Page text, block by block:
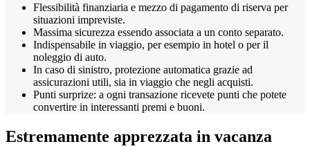
Flessibilità finanziaria e mezzo di pagamento di riserva per
situazioni impreviste.
Massima sicurezza essendo associata a un conto separato.
Indispensabile in viaggio, per esempio in hotel o per il
noleggio di auto.
In caso di sinistro, protezione automatica grazie ad
assicurazioni utili, sia in viaggio che negli acquisti.
Punti surprize: a ogni transazione ricevete punti che potete
convertire in interessanti premi e buoni.
Estremamente apprezzata in vacanza